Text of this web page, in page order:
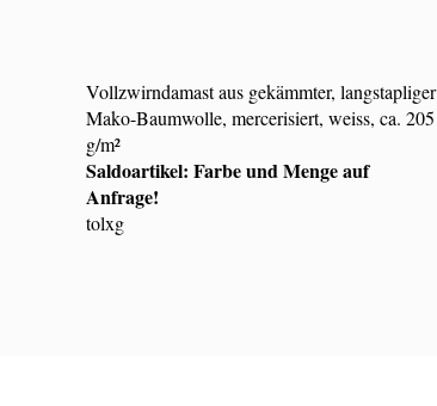
Vollzwirndamast aus gekämmter, langstapliger
Mako-Baumwolle, mercerisiert, weiss, ca. 205
g/m²
Saldoartikel: Farbe und Menge auf
Anfrage!
tolxg